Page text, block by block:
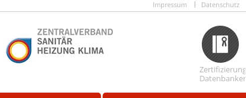
Impressum Datenschutz
Zertifizierungs
Datenbanken